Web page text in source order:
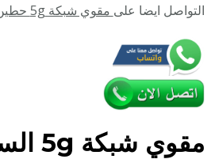
التواصل ايضا على مقوي شبكة 5g حطين
مقوي شبكة 5g السلام